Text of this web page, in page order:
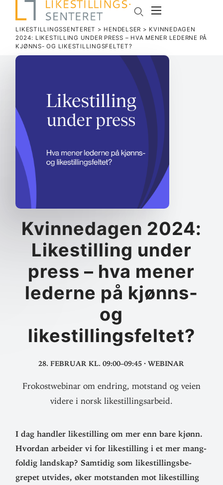
LIKESTILLINGSSENTERET > HENDELSER > KVINNE­DAGEN
2024: LIKE­STILLING UNDER PRESS – HVA MENER LEDERNE PÅ
KJØNNS- OG LIKESTILLINGSFELTET?
Kvinne­dagen 2024:
Like­stilling under
press – hva mener
lederne på kjønns-
og
likestillingsfeltet?
28. februarkl. 09:00–09:45 ·Webinar
Frokostwebinar om endring, motstand og veien
videre i norsk likestillingsarbeid.
I dag handler like­stilling om mer enn bare kjønn.
Hvordan arbeider vi for like­stilling i et mer mang­
foldig landskap? Sam­tidig som like­stil­lings­be­
grepet utvides, øker mot­standen mot like­stilling